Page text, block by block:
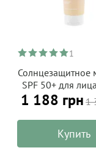
1
Солнцезащитное
SPF 50+ для
для всей семьи
ALPHANOVA Daily
мл
1 188 грн 1
Купить